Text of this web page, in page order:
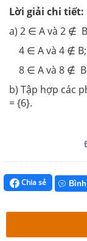
Lời giải chi tiết:
a) 2 ∈ A và 2
4 ∈ A và
8 ∈ A và 8 ∉ B
b) Tập hợp các
= {6}.
Chia sẻ